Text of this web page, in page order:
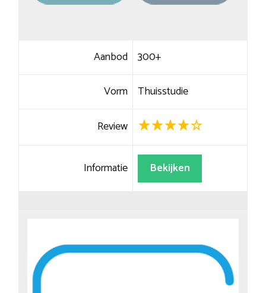
Aanbod 300+
Vorm Thuisstudie
Review
Informatie Bekijken